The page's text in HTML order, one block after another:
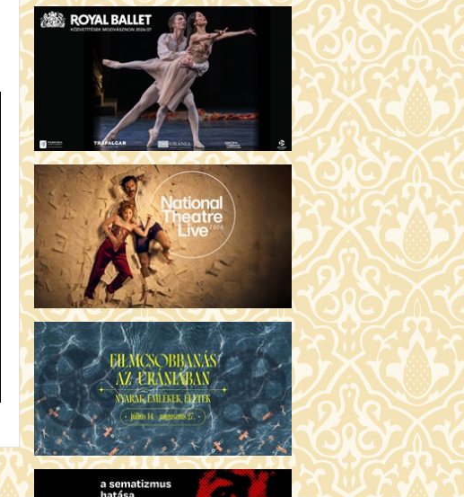
17:00 Csortos terem
ARGENTIN TÖRTÉNETEK (16)
19:00 Fábri terem
AZ ÖRDÖG PRADÁT VISEL 2. (12)
19:00 Csortos terem
ÁDÁM ALMÁI (16)
JEGYVÁSÁRLÁS
19:00 Törőcsik Mari terem
HOGYAN TUDNÉK ÉLNI
NÉLKÜLED? (12)
JEGYVÁSÁRLÁS
19:00 Díszterem
ODÜSSZEIA (16)